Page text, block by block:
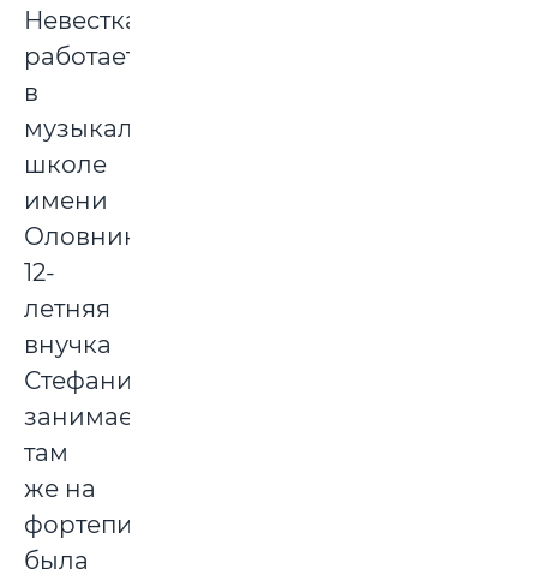
Невестка
работает
в
музыкальной
школе
имени
Оловникова,
12-
летняя
внучка
Стефания
занимается
там
же на
фортепиано,
была